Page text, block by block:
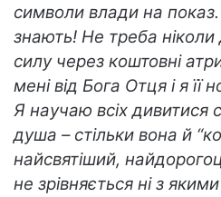
символи влади на
знають! Не треба
силу через коштовні
мені від Бога Отця і я її
Я научаю всіх дивитися
душа – стільки вона й
найсвятіший,
не зрівняється ні з